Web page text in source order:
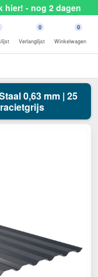
hier! - nog 2 dagen
0
Verlanglijst
0
Winkelwagen
0,63 mm | 25